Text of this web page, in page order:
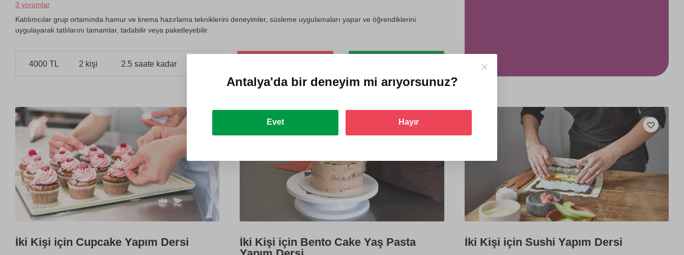
3 yorumlar
Katılımcılar grup ortamında hamur ve krema hazırlama tekniklerini deneyimler, süsleme uygulamaları yapar ve öğrendiklerini
uygulayarak tatlılarını tamamlar, tadabilir veya paketleyebilir.
4000 TL 2 kişi 2.5 saate kadar
İki Kişi için Cupcake Yapım Dersi
İki Kişi için Bento Cake Yaş Pasta
İki Kişi için Sushi Yapım Dersi
Antalya'dabir deneyim mi arıyorsunuz?
Evet Hayır